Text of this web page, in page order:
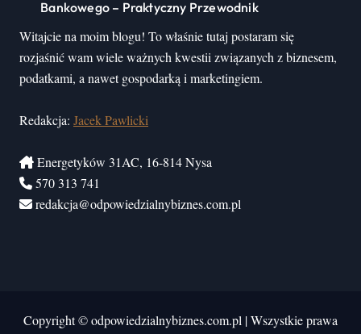
Bankowego – Praktyczny Przewodnik
Witajcie na moim blogu! To właśnie tutaj postaram się
rozjaśnić wam wiele ważnych kwestii związanych z biznesem,
podatkami, a nawet gospodarką i marketingiem.
Redakcja: Jacek Pawlicki
Energetyków 31AC, 16-814 Nysa
570 313 741
redakcja@odpowiedzialnybiznes.com.pl
Copyright © odpowiedzialnybiznes.com.pl |Wszystkie prawa